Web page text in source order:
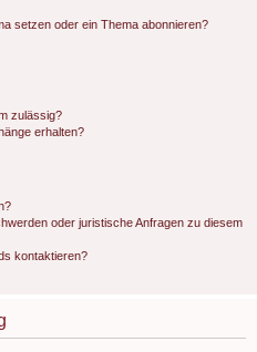
setzen oder ein Thema abonnieren?
zulässig?
erhalten?
oder juristische Anfragen zu diesem
kontaktieren?